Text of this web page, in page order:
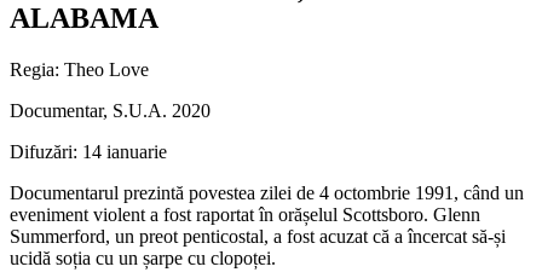
ALABAMA
Regia: Theo Love
Documentar, S.U.A. 2020
Difuzări: 14 ianuarie
Documentarul prezintă povestea zilei de 4 octombrie 1991, când un
eveniment violent a fost raportat în orășelul Scottsboro. Glenn
Summerford, un preot penticostal, a fost acuzat că a încercat să-și
ucidă soția cu un șarpe cu clopoței.